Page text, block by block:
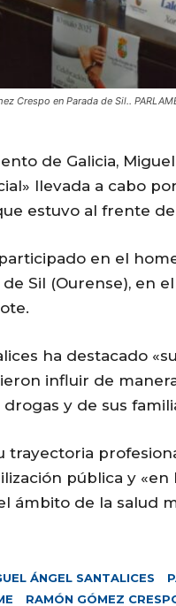
Crespo en Parada de Sil..
de Galicia,
llevada a cabo
estuvo al frente
en el
Sil (Ourense), en
ha destacado
influir de
y de sus
trayectoria
pública y
ámbito de la salud
ÁNGEL SANTALICES
RAMÓN GÓMEZ